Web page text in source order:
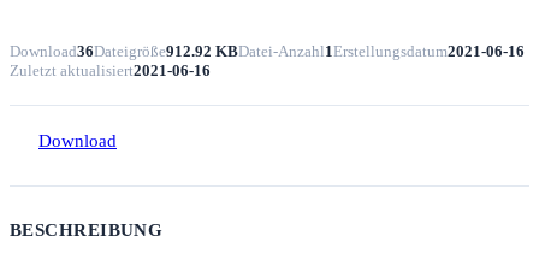
Download36Dateigröße912.92 KBDatei-Anzahl1Erstellungsdatum2021-06-16
Zuletzt aktualisiert2021-06-16
Download
BESCHREIBUNG